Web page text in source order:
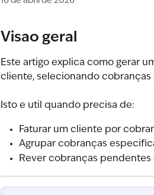
Visao geral
Este artigo explica como gerar
cliente, selecionando cobranças
Isto e util quando precisa de:
Faturar um cliente por
Agrupar cobranças
Rever cobranças